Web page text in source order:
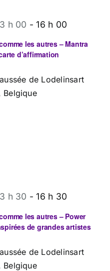
les autres – Mantra
d’affirmation
h 00 -16 h 00
de Lodelinsart
Belgique
les autres – Power
de grandes artistes
h 30 -16 h 30
de Lodelinsart
Belgique